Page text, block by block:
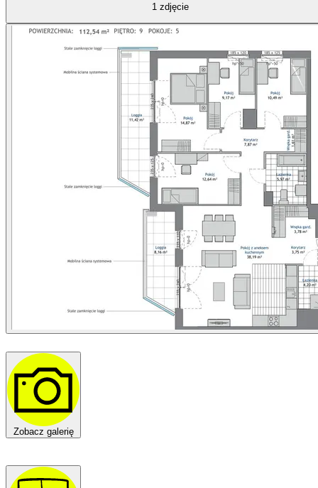
1 zdjęcie
Zobacz galerię